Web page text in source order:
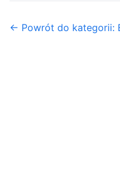
← Powrót do kategorii: